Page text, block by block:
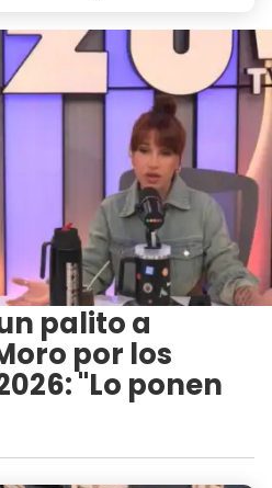
palito a
por los
"Lo ponen